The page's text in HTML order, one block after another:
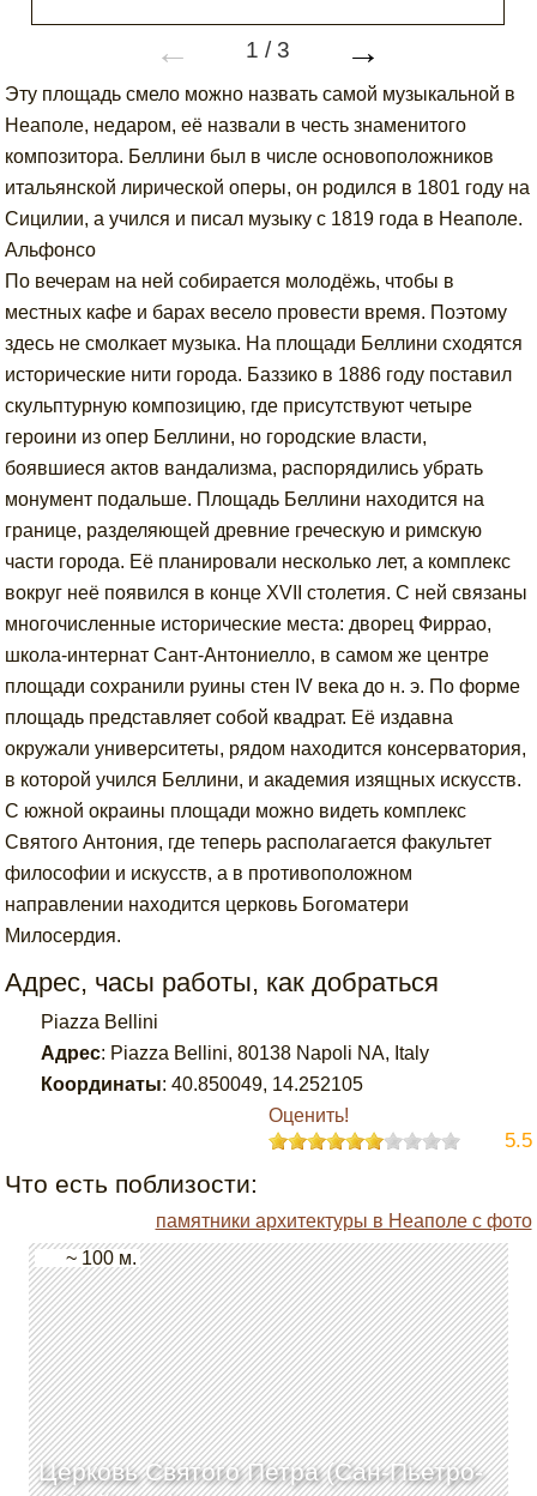
← 1 /3 →
Эту площадь смело можно назвать самой музыкальной в
Неаполе, недаром, её назвали в честь знаменитого
композитора. Беллини был в числе основоположников
итальянской лирической оперы, он родился в 1801 году на
Сицилии, а учился и писал музыку с 1819 года в Неаполе.
Альфонсо
По вечерам на ней собирается молодёжь, чтобы в
местных кафе и барах весело провести время. Поэтому
здесь не смолкает музыка. На площади Беллини сходятся
исторические нити города. Баззико в 1886 году поставил
скульптурную композицию, где присутствуют четыре
героини из опер Беллини, но городские власти,
боявшиеся актов вандализма, распорядились убрать
монумент подальше. Площадь Беллини находится на
границе, разделяющей древние греческую и римскую
части города. Её планировали несколько лет, а комплекс
вокруг неё появился в конце XVII столетия. С ней связаны
многочисленные исторические места: дворец Фиррао,
школа-интернат Сант-Антониелло, в самом же центре
площади сохранили руины стен IV века до н. э. По форме
площадь представляет собой квадрат. Её издавна
окружали университеты, рядом находится консерватория,
в которой учился Беллини, и академия изящных искусств.
С южной окраины площади можно видеть комплекс
Святого Антония, где теперь располагается факультет
философии и искусств, а в противоположном
направлении находится церковь Богоматери
Милосердия.
Адрес, часы работы, как добраться
Piazza Bellini
Адрес: Piazza Bellini, 80138 Napoli NA, Italy
Координаты: 40.850049, 14.252105
Оценить!
5.5
Что есть поблизости:
памятники архитектуры в Неаполе с фото
Церковь Святого Петра (Сан-Пьетро-
~ 100 м.